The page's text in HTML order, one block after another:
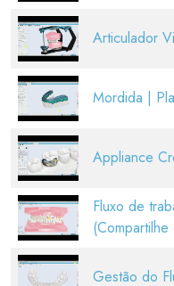
Articulador
Mordida |
Appliance
Fluxo de
Gestão do